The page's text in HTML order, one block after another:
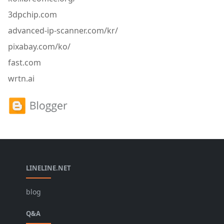
3dpchip.com
advanced-ip-scanner.com/kr/
pixabay.com/ko/
fast.com
wrtn.ai
LINELINE.NET
blog
Q&A